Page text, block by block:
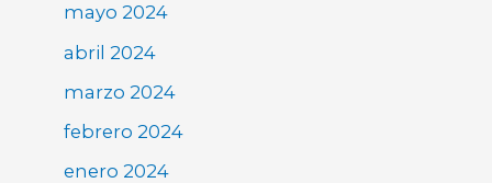
mayo 2024
abril 2024
marzo 2024
febrero 2024
enero 2024